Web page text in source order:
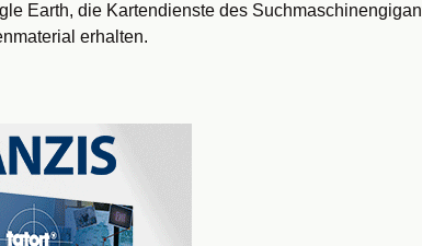
Earth, die Kartendienste des
erhalten.